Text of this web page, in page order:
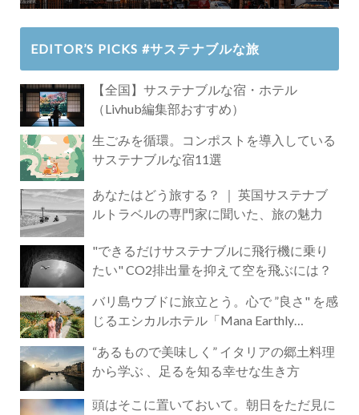
EDITOR’S PICKS #サステナブルな旅
【全国】サステナブルな宿・ホテル
（Livhub編集部おすすめ）
生ごみを循環。コンポストを導入している
サステナブルな宿11選
あなたはどう旅する？ ｜ 英国サステナブ
ルトラベルの専門家に聞いた、旅の魅力
"できるだけサステナブルに飛行機に乗り
たい" CO2排出量を抑えて空を飛ぶには？
バリ島ウブドに旅立とう。心で ”良さ" を感
じるエシカルホテル「Mana Earthly
“あるもので美味しく” イタリアの郷土料理
から学ぶ 、足るを知る幸せな生き方
頭はそこに置いておいて。朝日をただ見に